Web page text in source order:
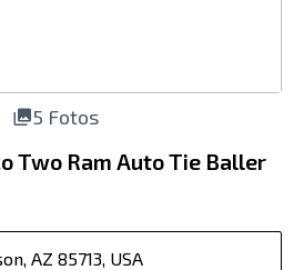
5 Fotos
Two Ram Auto Tie Baller
AZ 85713, USA